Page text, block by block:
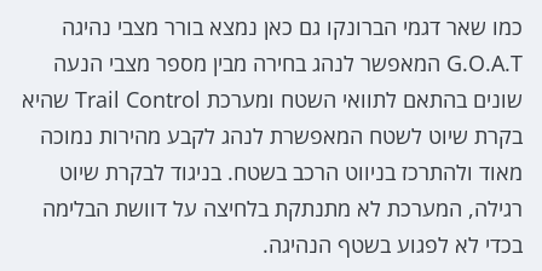
כמו שאר דגמי הברונקו גם כאן נמצא בורר מצבי נהיגה
G.O.A.T המאפשר לנהג בחירה מבין מספר מצבי הנעה
שונים בהתאם לתוואי השטח ומערכת Trail Control שהיא
בקרת שיוט לשטח המאפשרת לנהג לקבע מהירות נמוכה
מאוד ולהתרכז בניווט הרכב בשטח. בניגוד לבקרת שיוט
רגילה, המערכת לא מתנתקת בלחיצה על דוושת הבלימה
בכדי לא לפגוע בשטף הנהיגה.